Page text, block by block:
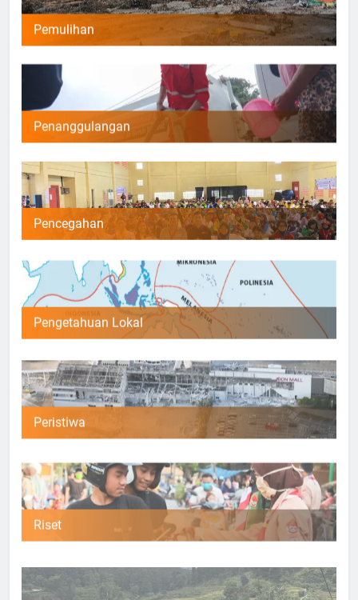
Pemulihan
Penanggulangan
Pencegahan
Pengetahuan Lokal
Peristiwa
Riset